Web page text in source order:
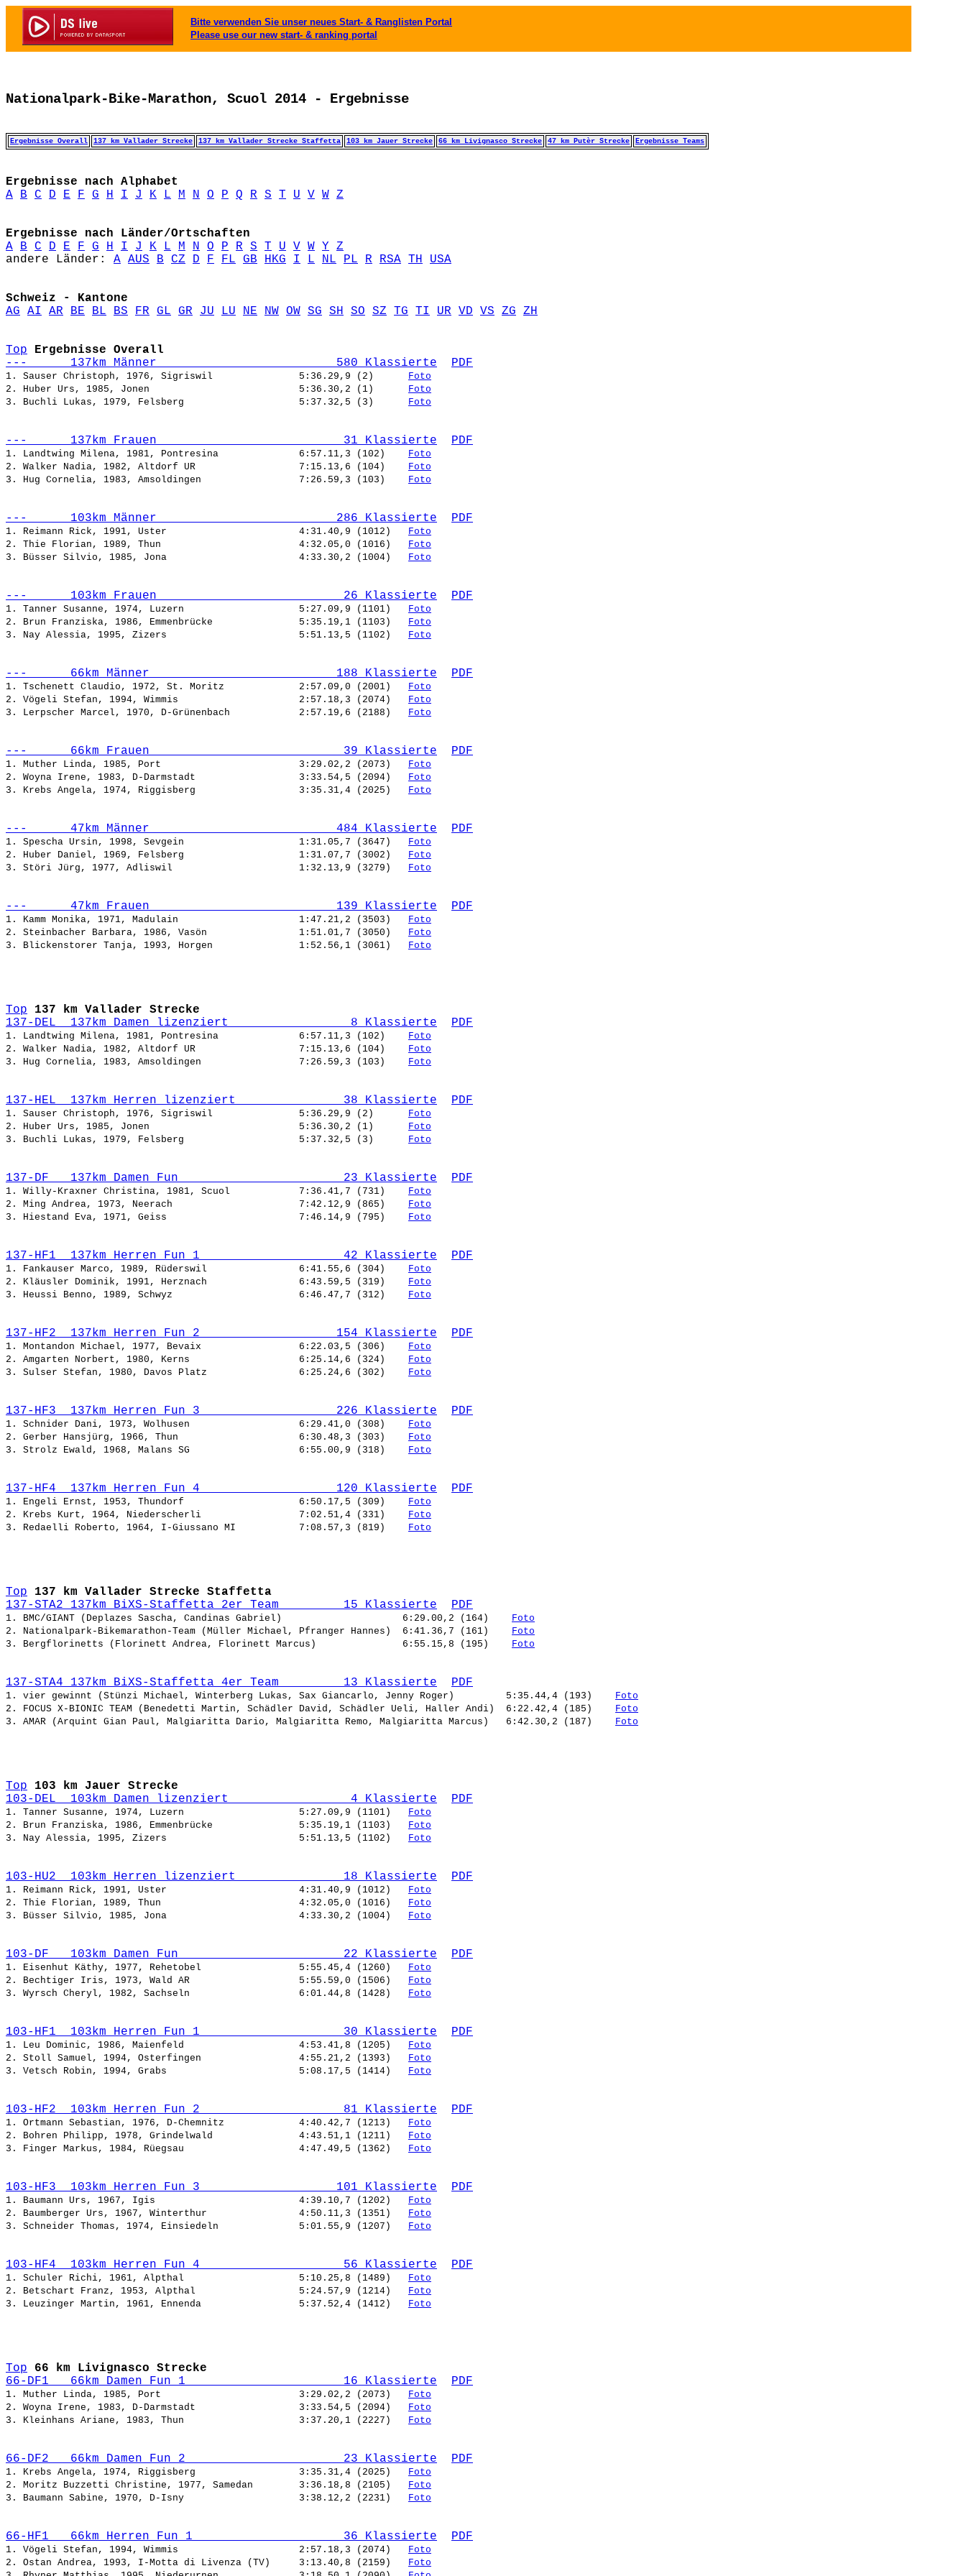
Bitte verwenden Sie unser neues Start- & Ranglisten Portal
Please use our new start- & ranking portal
Nationalpark-Bike-Marathon, Scuol 2014 - Ergebnisse
Ergebnisse Overall 137 km Vallader Strecke 137 km Vallader Strecke Staffetta 103 km Jauer Strecke 66 km Livignasco Strecke 47 km Putèr Strecke Ergebnisse Teams
Ergebnisse nach Alphabet
A
B C D E F G H I J K L M N O P Q R S T U V W Z
Ergebnisse nach Länder/Ortschaften
A
B C D E F G H I J K L M N O P R S T U V W Y
Z
andere Länder: A AUS B CZ D F FL GB HKG I L NL PL R RSA TH USA
Schweiz - Kantone
AG
AI AR BE BL BS FR GL GR JU LU NE NW OW SG SH SO SZ TG TI UR VD VS ZG ZH
Top
Ergebnisse Overall
---      137km Männer                         580 Klassierte
PDF
1. Sauser Christoph, 1976, Sigriswil 5:36.29,9 (2) Foto
2. Huber Urs, 1985, Jonen 5:36.30,2 (1) Foto
3. Buchli Lukas, 1979, Felsberg 5:37.32,5 (3) Foto
---      137km Frauen                          31 Klassierte PDF
1. Landtwing Milena, 1981, Pontresina 6:57.11,3 (102) Foto
2. Walker Nadia, 1982, Altdorf UR 7:15.13,6 (104) Foto
3. Hug Cornelia, 1983, Amsoldingen 7:26.59,3 (103) Foto
---      103km Männer                         286 Klassierte PDF
1. Reimann Rick, 1991, Uster 4:31.40,9 (1012) Foto
2. Thie Florian, 1989, Thun 4:32.05,0 (1016) Foto
3. Büsser Silvio, 1985, Jona 4:33.30,2 (1004) Foto
---      103km Frauen                          26 Klassierte PDF
1. Tanner Susanne, 1974, Luzern 5:27.09,9 (1101) Foto
2. Brun Franziska, 1986, Emmenbrücke 5:35.19,1 (1103) Foto
3. Nay Alessia, 1995, Zizers 5:51.13,5 (1102) Foto
---      66km Männer                          188 Klassierte PDF
1. Tschenett Claudio, 1972, St. Moritz 2:57.09,0 (2001) Foto
2. Vögeli Stefan, 1994, Wimmis 2:57.18,3 (2074) Foto
3. Lerpscher Marcel, 1970, D-Grünenbach 2:57.19,6 (2188) Foto
---      66km Frauen                           39 Klassierte PDF
1. Muther Linda, 1985, Port 3:29.02,2 (2073) Foto
2. Woyna Irene, 1983, D-Darmstadt 3:33.54,5 (2094) Foto
3. Krebs Angela, 1974, Riggisberg 3:35.31,4 (2025) Foto
---      47km Männer                          484 Klassierte PDF
1. Spescha Ursin, 1998, Sevgein 1:31.05,7 (3647) Foto
2. Huber Daniel, 1969, Felsberg 1:31.07,7 (3002) Foto
3. Störi Jürg, 1977, Adliswil 1:32.13,9 (3279) Foto
---      47km Frauen                          139 Klassierte PDF
1. Kamm Monika, 1971, Madulain 1:47.21,2 (3503) Foto
2. Steinbacher Barbara, 1986, Vasön 1:51.01,7 (3050) Foto
3. Blickenstorer Tanja, 1993, Horgen 1:52.56,1 (3061) Foto
Top
137 km Vallader Strecke
137-DEL  137km Damen lizenziert                 8 Klassierte
PDF
1. Landtwing Milena, 1981, Pontresina 6:57.11,3 (102) Foto
2. Walker Nadia, 1982, Altdorf UR 7:15.13,6 (104) Foto
3. Hug Cornelia, 1983, Amsoldingen 7:26.59,3 (103) Foto
137-HEL  137km Herren lizenziert               38 Klassierte PDF
1. Sauser Christoph, 1976, Sigriswil 5:36.29,9 (2) Foto
2. Huber Urs, 1985, Jonen 5:36.30,2 (1) Foto
3. Buchli Lukas, 1979, Felsberg 5:37.32,5 (3) Foto
137-DF   137km Damen Fun                       23 Klassierte PDF
1. Willy-Kraxner Christina, 1981, Scuol 7:36.41,7 (731) Foto
2. Ming Andrea, 1973, Neerach 7:42.12,9 (865) Foto
3. Hiestand Eva, 1971, Geiss 7:46.14,9 (795) Foto
137-HF1  137km Herren Fun 1                    42 Klassierte PDF
1. Fankauser Marco, 1989, Rüderswil 6:41.55,6 (304) Foto
2. Kläusler Dominik, 1991, Herznach 6:43.59,5 (319) Foto
3. Heussi Benno, 1989, Schwyz 6:46.47,7 (312) Foto
137-HF2  137km Herren Fun 2                   154 Klassierte PDF
1. Montandon Michael, 1977, Bevaix 6:22.03,5 (306) Foto
2. Amgarten Norbert, 1980, Kerns 6:25.14,6 (324) Foto
3. Sulser Stefan, 1980, Davos Platz 6:25.24,6 (302) Foto
137-HF3  137km Herren Fun 3                   226 Klassierte PDF
1. Schnider Dani, 1973, Wolhusen 6:29.41,0 (308) Foto
2. Gerber Hansjürg, 1966, Thun 6:30.48,3 (303) Foto
3. Strolz Ewald, 1968, Malans SG 6:55.00,9 (318) Foto
137-HF4  137km Herren Fun 4                   120 Klassierte PDF
1. Engeli Ernst, 1953, Thundorf 6:50.17,5 (309) Foto
2. Krebs Kurt, 1964, Niederscherli 7:02.51,4 (331) Foto
3. Redaelli Roberto, 1964, I-Giussano MI 7:08.57,3 (819) Foto
Top
137 km Vallader Strecke Staffetta
137-STA2 137km BiXS-Staffetta 2er Team         15 Klassierte
PDF
1. BMC/GIANT (Deplazes Sascha, Candinas Gabriel)                     6:29.00,2 (164) Foto
2. Nationalpark-Bikemarathon-Team (Müller Michael, Pfranger Hannes)  6:41.36,7 (161) Foto
3. Bergflorinetts (Florinett Andrea, Florinett Marcus)               6:55.15,8 (195) Foto
137-STA4 137km BiXS-Staffetta 4er Team         13 Klassierte PDF
1. vier gewinnt (Stünzi Michael, Winterberg Lukas, Sax Giancarlo, Jenny Roger)         5:35.44,4 (193) Foto
2. FOCUS X-BIONIC TEAM (Benedetti Martin, Schädler David, Schädler Ueli, Haller Andi)  6:22.42,4 (185) Foto
3. AMAR (Arquint Gian Paul, Malgiaritta Dario, Malgiaritta Remo, Malgiaritta Marcus)   6:42.30,2 (187) Foto
Top
103 km Jauer Strecke
103-DEL  103km Damen lizenziert                 4 Klassierte
PDF
1. Tanner Susanne, 1974, Luzern 5:27.09,9 (1101) Foto
2. Brun Franziska, 1986, Emmenbrücke 5:35.19,1 (1103) Foto
3. Nay Alessia, 1995, Zizers 5:51.13,5 (1102) Foto
103-HU2  103km Herren lizenziert               18 Klassierte PDF
1. Reimann Rick, 1991, Uster 4:31.40,9 (1012) Foto
2. Thie Florian, 1989, Thun 4:32.05,0 (1016) Foto
3. Büsser Silvio, 1985, Jona 4:33.30,2 (1004) Foto
103-DF   103km Damen Fun                       22 Klassierte PDF
1. Eisenhut Käthy, 1977, Rehetobel 5:55.45,4 (1260) Foto
2. Bechtiger Iris, 1973, Wald AR 5:55.59,0 (1506) Foto
3. Wyrsch Cheryl, 1982, Sachseln 6:01.44,8 (1428) Foto
103-HF1  103km Herren Fun 1                    30 Klassierte PDF
1. Leu Dominic, 1986, Maienfeld 4:53.41,8 (1205) Foto
2. Stoll Samuel, 1994, Osterfingen 4:55.21,2 (1393) Foto
3. Vetsch Robin, 1994, Grabs 5:08.17,5 (1414) Foto
103-HF2  103km Herren Fun 2                    81 Klassierte PDF
1. Ortmann Sebastian, 1976, D-Chemnitz 4:40.42,7 (1213) Foto
2. Bohren Philipp, 1978, Grindelwald 4:43.51,1 (1211) Foto
3. Finger Markus, 1984, Rüegsau 4:47.49,5 (1362) Foto
103-HF3  103km Herren Fun 3                   101 Klassierte PDF
1. Baumann Urs, 1967, Igis 4:39.10,7 (1202) Foto
2. Baumberger Urs, 1967, Winterthur 4:50.11,3 (1351) Foto
3. Schneider Thomas, 1974, Einsiedeln 5:01.55,9 (1207) Foto
103-HF4  103km Herren Fun 4                    56 Klassierte PDF
1. Schuler Richi, 1961, Alpthal 5:10.25,8 (1489) Foto
2. Betschart Franz, 1953, Alpthal 5:24.57,9 (1214) Foto
3. Leuzinger Martin, 1961, Ennenda 5:37.52,4 (1412) Foto
Top
66 km Livignasco Strecke
66-DF1   66km Damen Fun 1                      16 Klassierte
PDF
1. Muther Linda, 1985, Port 3:29.02,2 (2073) Foto
2. Woyna Irene, 1983, D-Darmstadt 3:33.54,5 (2094) Foto
3. Kleinhans Ariane, 1983, Thun 3:37.20,1 (2227) Foto
66-DF2   66km Damen Fun 2                      23 Klassierte PDF
1. Krebs Angela, 1974, Riggisberg 3:35.31,4 (2025) Foto
2. Moritz Buzzetti Christine, 1977, Samedan 3:36.18,8 (2105) Foto
3. Baumann Sabine, 1970, D-Isny 3:38.12,2 (2231) Foto
66-HF1   66km Herren Fun 1                     36 Klassierte PDF
1. Vögeli Stefan, 1994, Wimmis 2:57.18,3 (2074) Foto
2. Ostan Andrea, 1993, I-Motta di Livenza (TV) 3:13.40,8 (2159) Foto